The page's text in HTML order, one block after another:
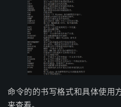
命令的的书写格式和具体使用
来查看。